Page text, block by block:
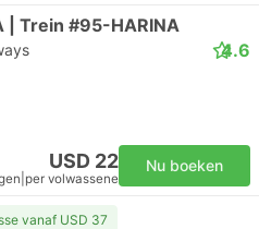
| Trein #95-HARINA
4.6
USD 22
per volwassene
Nu boeken
vanaf USD 37